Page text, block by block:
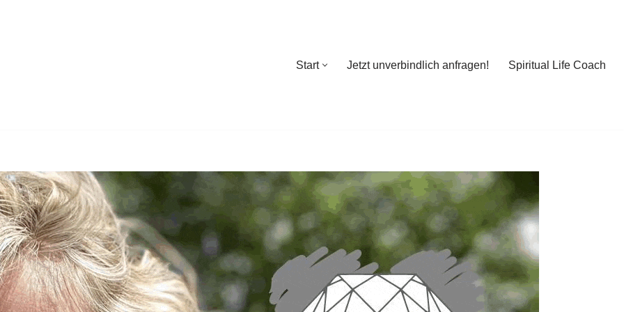
Start Jetzt unverbindlich anfragen! Spiritual Life Coach
Start Jetzt unverbindlich anfragen!